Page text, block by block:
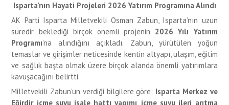
Isparta’nın Hayati Projeleri 2026 Yatırım Programına Alındı
AK Parti Isparta Milletvekili Osman Zabun, Isparta’nın uzun
süredir beklediği birçok önemli projenin 2026 Yılı Yatırım
Programı’na alındığını açıkladı. Zabun, yürütülen yoğun
temaslar ve girişimler neticesinde kentin altyapı, ulaşım, eğitim
ve sağlık başta olmak üzere birçok alanda önemli yatırımlara
kavuşacağını belirtti.
Milletvekili Zabun’un verdiği bilgilere göre; Isparta Merkez ve
Eğirdir içme suyu isale hattı yapımı içme suyu ileri arıtma